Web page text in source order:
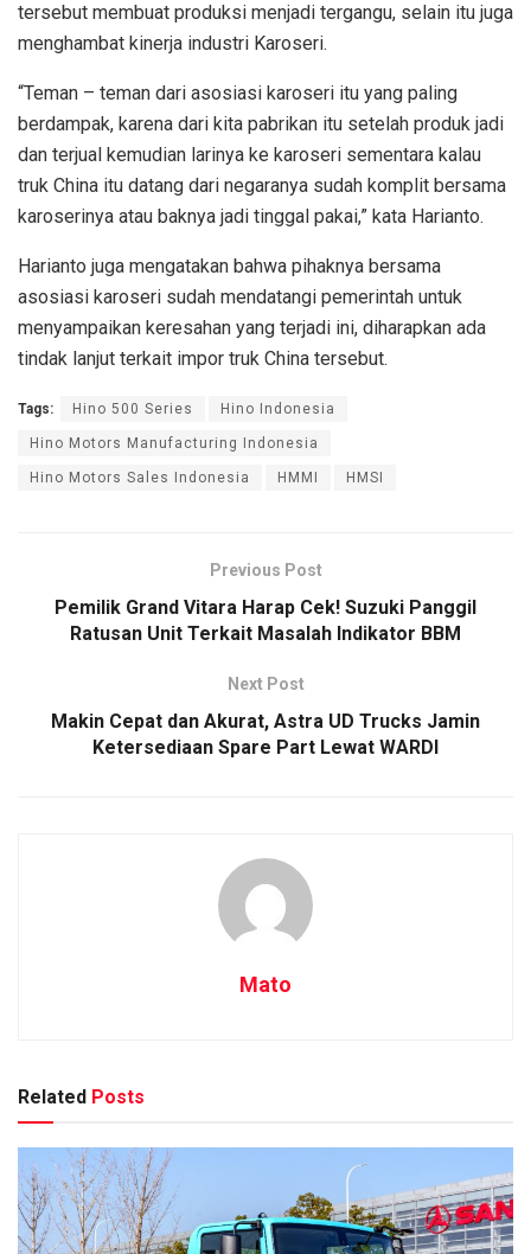
tersebut membuat produksi menjadi tergangu, selain itu juga
menghambat kinerja industri Karoseri.
“Teman – teman dari asosiasi karoseri itu yang paling
berdampak, karena dari kita pabrikan itu setelah produk jadi
dan terjual kemudian larinya ke karoseri sementara kalau
truk China itu datang dari negaranya sudah komplit bersama
karoserinya atau baknya jadi tinggal pakai,” kata Harianto.
Harianto juga mengatakan bahwa pihaknya bersama
asosiasi karoseri sudah mendatangi pemerintah untuk
menyampaikan keresahan yang terjadi ini, diharapkan ada
tindak lanjut terkait impor truk China tersebut.
Tags: Hino 500 Series Hino Indonesia
Hino Motors Manufacturing Indonesia
Hino Motors Sales Indonesia HMMI HMSI
Previous Post
Pemilik Grand Vitara Harap Cek! Suzuki Panggil
Ratusan Unit Terkait Masalah Indikator BBM
Next Post
Makin Cepat dan Akurat, Astra UD Trucks Jamin
Ketersediaan Spare Part Lewat WARDI
Mato
Related Posts